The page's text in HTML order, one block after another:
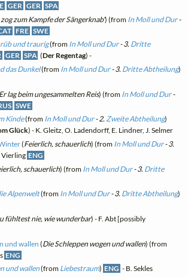
GER GER SPA
zog zum Kampfe der Sängerknab') (from In Moll und Dur-
FRE SWE
und traurig(from In Moll und Dur- 3. Dritte
GER SPA (Der Regentag) -
das Dunkel(from In Moll und Dur- 3. Dritte Abtheilung)
Er lag beim ungesammelten Reis) (from In Moll und Dur-
SWE
Kinde(from In Moll und Dur- 2.Zweite Abtheilung)
Glück) - K. Gleitz, O. Ladendorff, E. Lindner, J. Selmer
(Feierlich, schauerlich) (from In Moll und Dur- 3.
Vierling ENG
schauerlich) (from In Moll und Dur- 3. Dritte
Alpenwelt(from In Moll und Dur- 3. Dritte Abtheilung)
fühltest nie, wie wunderbar) - F. Abt [possibly
und wallen (Die Schleppen wogen und wallen) (from
ENG
und wallen(from Liebestraum) ENG - B. Sekles